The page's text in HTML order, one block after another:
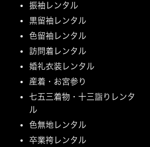
振袖レンタル
黒留袖レンタル
色留袖レンタル
訪問着レンタル
婚礼衣装レンタル
産着・お宮参り
七五三着物・十三詣りレンタ
ル
色無地レンタル
卒業袴レンタル